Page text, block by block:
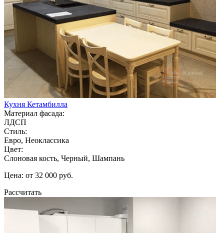
Кухня Кетамбилла
Материал фасада:
ЛДСП
Стиль:
Евро, Неоклассика
Цвет:
Слоновая кость, Черный, Шампань
Цена: от 32 000 руб.
Рассчитать